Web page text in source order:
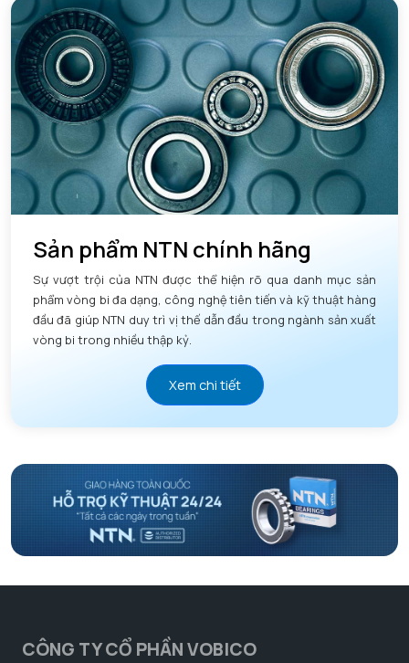
Sản phẩm NTN chính hãng
Sự vượt trội của NTN được thể hiện rõ qua danh mục sản
phẩm vòng bi đa dạng, công nghệ tiên tiến và kỹ thuật hàng
đầu đã giúp NTN duy trì vị thế dẫn đầu trong ngành sản xuất
vòng bi trong nhiều thập kỷ.
Xem chi tiết
CÔNG TY CỔ PHẦN VOBICO